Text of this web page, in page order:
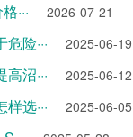
··· 2026-07-21
险··· 2025-06-19
沼··· 2025-06-12
选··· 2025-06-05